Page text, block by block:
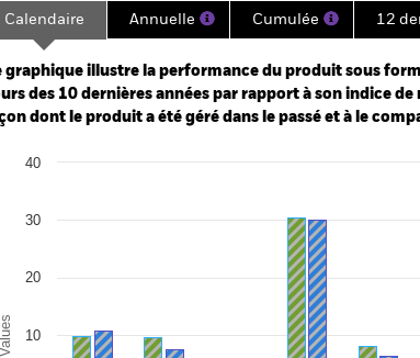
2015-06-01 00:00:00 to 2026-07-31 00:00:00.
-200 to 400.
Calendaire Annuelle Cumulée 12
graphique illustre la performance du produit sous
des 10 dernières années par rapport à son indice
dont le produit a été géré dans le passé et à le
chart with 2 data series.
Values 10
20
30
40